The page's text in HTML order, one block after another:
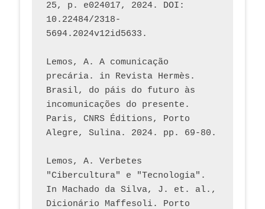
25, p. e024017, 2024. DOI:
10.22484/2318-
5694.2024v12id5633.
Lemos, A. A comunicação
precária. in Revista Hermès.
Brasil, do páis do futuro às
incomunicações do presente.
Paris, CNRS Éditions, Porto
Lemos, A. Verbetes
"Cibercultura" e "Tecnologia".
In Machado da Silva, J. et. al.,
Dicionário Maffesoli. Porto